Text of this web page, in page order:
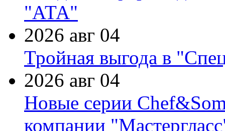
"АТА"
2026 авг 04
Тройная выгода в
2026 авг 04
Новые серии
компании